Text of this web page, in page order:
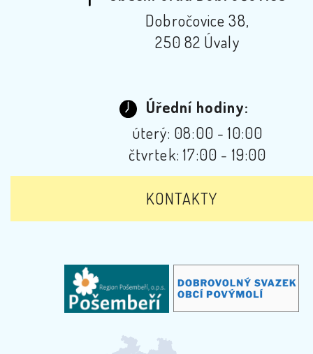
Dobročovice 38,
250 82 Úvaly
Úřední hodiny:
úterý: 08:00 - 10:00
čtvrtek: 17:00 - 19:00
KONTAKTY